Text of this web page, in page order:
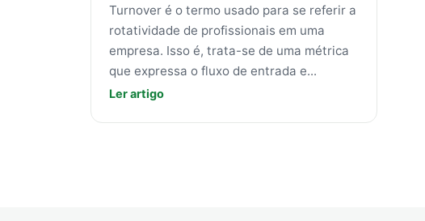
Turnover é o termo usado para se referir a
rotatividade de profissionais em uma
empresa. Isso é, trata-se de uma métrica
que expressa o fluxo de entrada e...
Ler artigo